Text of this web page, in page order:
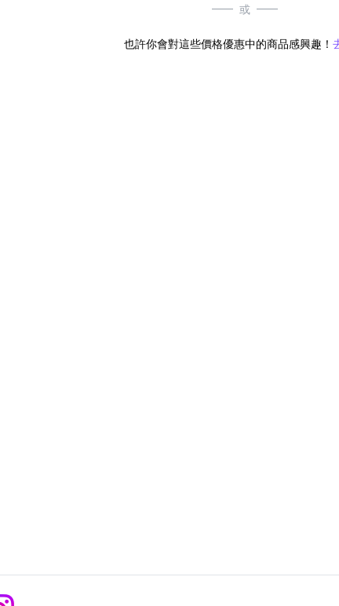
或
也許你會對這些價格優惠中的商品感興趣！